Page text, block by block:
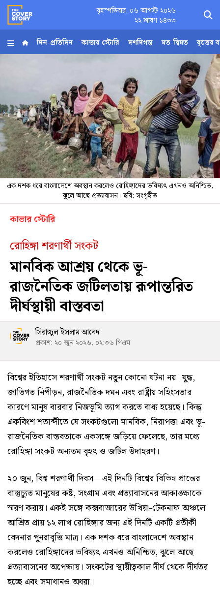
বৃহস্পতিবার, ০৬ আগস্ট ২০২৬
২২ শ্রাবণ ১৪৩৩
হোম
কনভার্টার
Follow
Us
দিন-প্রতিদিন কাভার স্টোরি দশদিগন্ত মত-দ্বিমত বৃত্তের
এক দশক ধরে বাংলাদেশে অবস্থান করলেও রোহিঙ্গাদের ভবিষ্যৎ এখনও অনিশ্চিত,
ঝুলে আছে প্রত্যাবাসন। ছবি: সংগৃহীত
কাভার স্টোরি
রোহিঙ্গা শরণার্থী সংকট
মানবিক আশ্রয় থেকে ভূ-
রাজনৈতিক জটিলতায় রূপান্তরিত
দীর্ঘস্থায়ী বাস্তবতা
সিরাজুল ইসলাম আবেদ
প্রকাশ: ২০ জুন ২০২৬, ০২:৩৬ পিএম
বিশ্বের ইতিহাসে শরণার্থী সংকট নতুন কোনো ঘটনা নয়। যুদ্ধ,
জাতিগত নিপীড়ন, রাজনৈতিক দমন এবং রাষ্ট্রীয় সহিংসতার
কারণে মানুষ বারবার নিজভূমি ত্যাগ করতে বাধ্য হয়েছে। কিন্তু
একবিংশ শতাব্দীতে যে সংকটগুলো মানবিক, নিরাপত্তা এবং ভূ-
রাজনৈতিক বাস্তবতাকে একসঙ্গে জড়িয়ে ফেলেছে, তার মধ্যে
রোহিঙ্গা সংকট অন্যতম বৃহৎ ও জটিল উদাহরণ।
২০ জুন, বিশ্ব শরণার্থী দিবস—এই দিনটি বিশ্বের বিভিন্ন প্রান্তের
বাস্তুচ্যুত মানুষের কষ্ট, সংগ্রাম এবং প্রত্যাবাসনের আকাঙ্ক্ষাকে
স্মরণ করায়। একই সঙ্গে কক্সবাজারের উখিয়া-টেকনাফ অঞ্চলে
আশ্রিত প্রায় ১২ লাখ রোহিঙ্গার জন্য এই দিনটি একটি প্রতীকী
বেদনার পুনরাবৃত্তি মাত্র। এক দশক ধরে বাংলাদেশে অবস্থান
করলেও রোহিঙ্গাদের ভবিষ্যৎ এখনও অনিশ্চিত, ঝুলে আছে
প্রত্যাবাসনের অপেক্ষায়। সংকটের স্থায়ীত্বকাল দীর্ঘ থেকে দীর্ঘতর
হচ্ছে এবং সমাধানও অধরা।